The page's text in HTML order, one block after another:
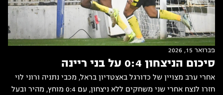
פברואר 15, 2026
סיכום הניצחון 0:4 על בני ריינה
אחרי ערב מצויין של כדורגל באצטדיון בראל, מכבי נתניה ורוני לוי
חזרו לנצח אחרי שני משחקים ללא ניצחון, עם 0:4 מוחץ, מהיר ובעל